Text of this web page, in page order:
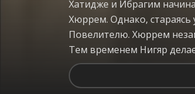
Хатидже и Ибрагим
Хюррем. Однако, стараясь
Повелителю. Хюррем
Тем временем Нигяр